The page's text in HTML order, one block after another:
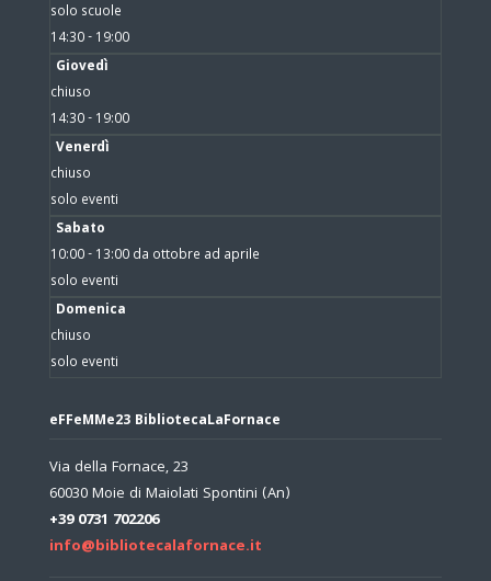
solo scuole
14:30 - 19:00
Giovedì
chiuso
14:30 - 19:00
Venerdì
chiuso
solo eventi
Sabato
10:00 - 13:00 da ottobre ad aprile
solo eventi
Domenica
chiuso
solo eventi
eFFeMMe23 BibliotecaLaFornace
Via della Fornace, 23
60030 Moie di Maiolati Spontini (An)
+39 0731 702206
info@bibliotecalafornace.it